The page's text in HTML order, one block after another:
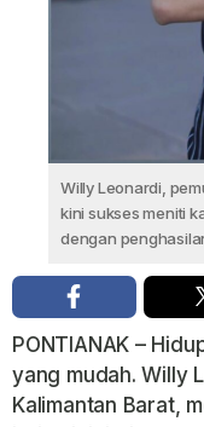
Willy Leonardi,
kini sukses meniti
dengan
PONTIANAK –
yang mudah. Willy
Kalimantan Barat,